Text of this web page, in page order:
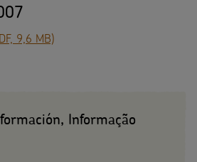
9,6 MB)
Informação